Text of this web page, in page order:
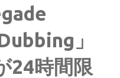
」
24時間限